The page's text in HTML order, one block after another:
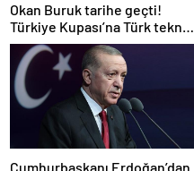
Okan Buruk tarihe geçti!
Türkiye Kupası’na Türk teknik
adam damgası
Cumhurbaşkanı Erdoğan’dan